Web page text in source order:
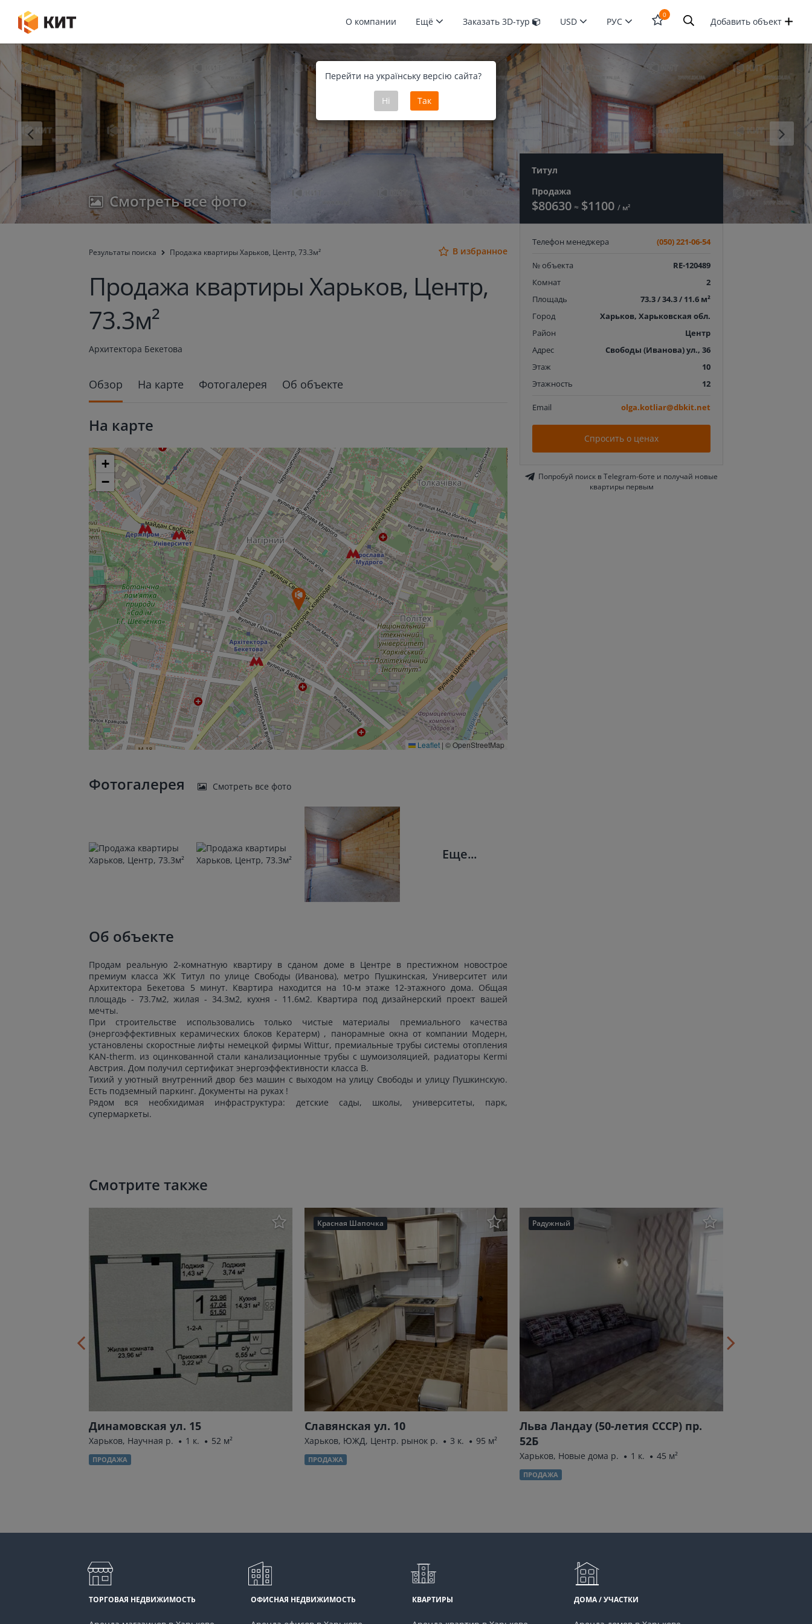
О компании Ещё Заказать 3D-тур USD РУС
0
Открыть
форму
поиска
Добавить объект
Перейти на українську версію сайта?
Ні Так
Смотреть все фото
Результаты поиска Продажа квартиры Харьков, Центр, 73.3м² В избранное
Продажа квартиры Харьков, Центр,
73.3м²
Архитектора Бекетова
Титул
Продажа
$80630 ≈ $1100/ м²
Телефон менеджера (050) 221-06-54
№ объекта
RE-120489
Комнат
2
Площадь
73.3 / 34.3 / 11.6 м²
Город
Харьков, Харьковская обл.
Район
Центр
Адрес
Свободы (Иванова) ул., 36
Этаж
10
Этажность
12
Email olga.kotliar@dbkit.net
Спросить о ценах
Попробуй поиск в Telegram-боте и получай новые
квартиры первым
Обзор На карте Фотогалерея Об объекте
На карте
+
−
Leaflet | © OpenStreetMap
Фотогалерея Смотреть все фото
Еще...
Об объекте
Продам реальную 2-комнатную квартиру в сданом доме в Центре в престижном новострое
премиум класса ЖК Титул по улице Свободы (Иванова), метро Пушкинская, Университет или
Архитектора Бекетова 5 минут. Квартира находится на 10-м этаже 12-этажного дома. Общая
площадь - 73.7м2, жилая - 34.3м2, кухня - 11.6м2. Квартира под дизайнерский проект вашей
мечты.
При строительстве использовались только чистые материалы премиального качества
(энергоэффективных керамических блоков Кератерм) , панорамные окна от компании Модерн,
установлены скоростные лифты немецкой фирмы Wittur, премиальные трубы системы отопления
KAN-therm. из оцинкованной стали канализационные трубы с шумоизоляцией, радиаторы Kermi
Австрия. Дом получил сертификат энергоэффективности класса В.
Тихий у уютный внутренний двор без машин с выходом на улицу Свободы и улицу Пушкинскую.
Есть подземный паркинг. Документы на руках !
Рядом вся необхидимая инфраструктура: детские сады, школы, университеты, парк,
супермаркеты.
Смотрите также
Динамовская ул. 15
Харьков, Научная р. 1 к. 52 м²
ПРОДАЖА
Красная Шапочка
Славянская ул. 10
Харьков, ЮЖД, Центр. рынок р. 3 к. 95 м²
ПРОДАЖА
Радужный
Льва Ландау (50-летия СССР) пр.
52Б
Харьков, Новые дома р. 1 к. 45 м²
ПРОДАЖА
ТОРГОВАЯ НЕДВИЖИМОСТЬ ОФИСНАЯ НЕДВИЖИМОСТЬ КВАРТИРЫ ДОМА / УЧАСТКИ